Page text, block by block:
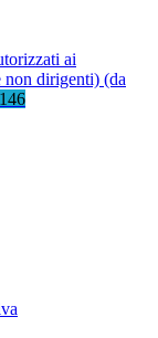
ai
dirigenti) (da
146